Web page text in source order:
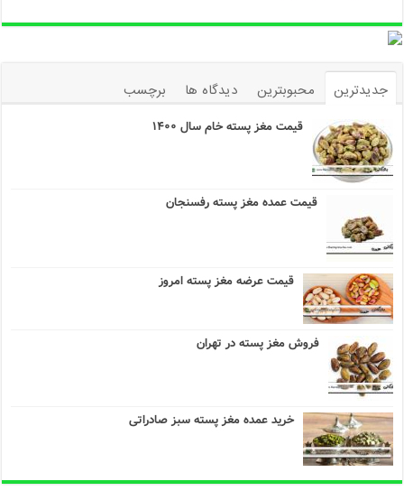
جدیدترین محبوبترین دیدگاه ها برچسب
قیمت مغز پسته خام سال ۱۴۰۰
قیمت عمده مغز پسته رفسنجان
قیمت عرضه مغز پسته امروز
فروش مغز پسته در تهران
خرید عمده مغز پسته سبز صادراتی